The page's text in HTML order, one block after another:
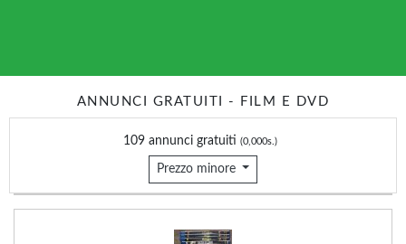
ANNUNCI GRATUITI - FILM E DVD
109 annunci gratuiti (0,000s.)
Prezzo minore